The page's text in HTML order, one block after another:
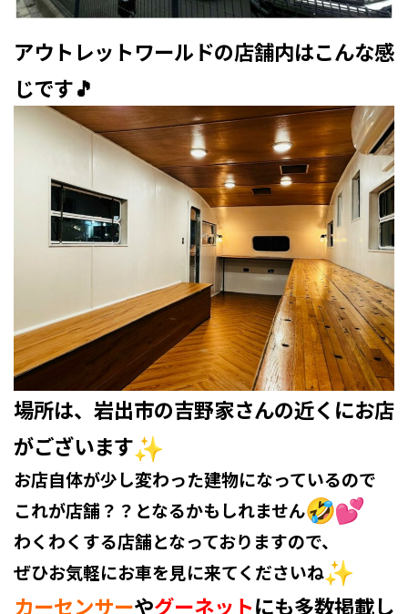
アウトレットワールドの店舗内はこんな感
じです🎵
場所は、岩出市の吉野家さんの近くにお店
がございます
お店自体が少し変わった建物になっているので
これが店舗？？となるかもしれません
わくわくする店舗となっておりますので、
ぜひお気軽にお車を見に来てくださいね
カーセンサーやグーネットにも多数掲載し